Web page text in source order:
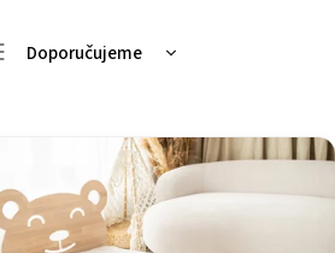
Doporučujeme
Nejprodávanější
Abecedně